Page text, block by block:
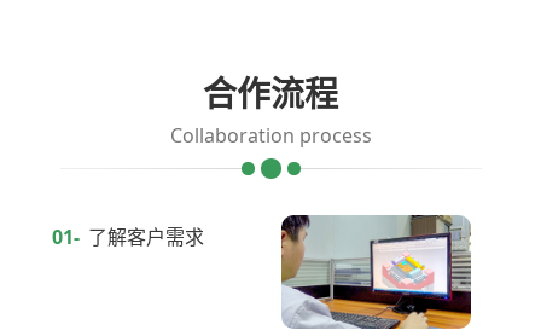
合作流程
Collaboration process
01- 了解客户需求